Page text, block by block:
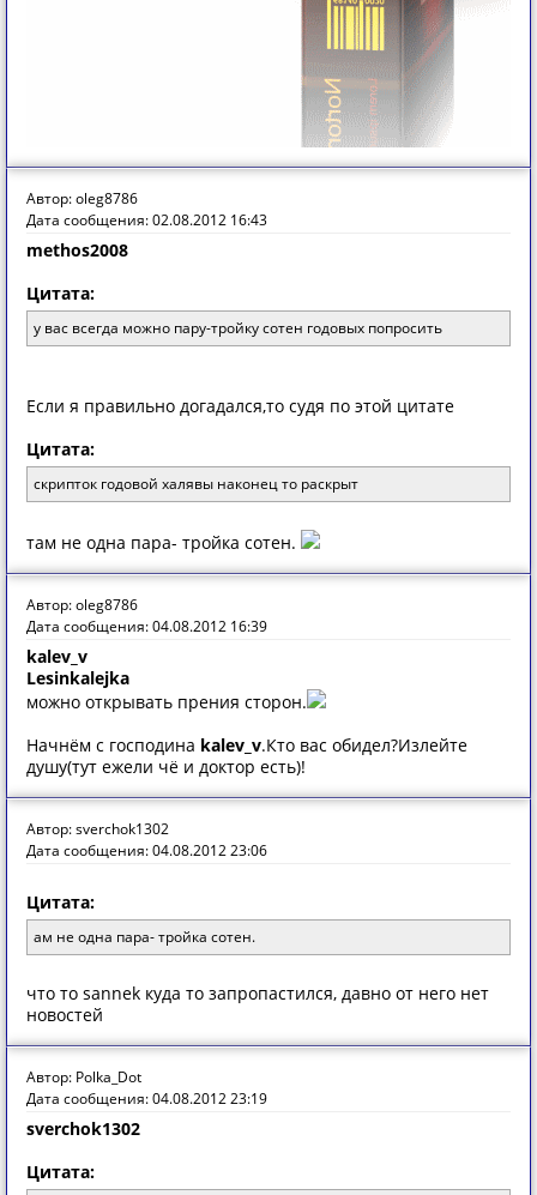
Автор: oleg8786
Дата сообщения: 02.08.2012 16:43
methos2008
Цитата:
у вас всегда можно пару-тройку сотен годовых попросить
Если я правильно догадался,то судя по этой цитате
Цитата:
скрипток годовой халявы наконец то раскрыт
там не одна пара- тройка сотен.
Автор: oleg8786
Дата сообщения: 04.08.2012 16:39
kalev_v
Lesinkalejka
можно открывать прения сторон.
Начнём с господина kalev_v.Кто вас обидел?Излейте
душу(тут ежели чё и доктор есть)!
Автор: sverchok1302
Дата сообщения: 04.08.2012 23:06
Цитата:
ам не одна пара- тройка сотен.
что то sannek куда то запропастился, давно от него нет
новостей
Автор: Polka_Dot
Дата сообщения: 04.08.2012 23:19
sverchok1302
Цитата: